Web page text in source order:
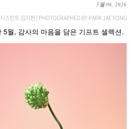
5월 06, 2026
스턴트 김지현 | PHOTOGRAPHED BY PARK JAE YONG
5월, 감사의 마음을 담은 기프트 셀렉션.